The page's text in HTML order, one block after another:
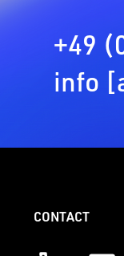
+49
info
CONTACT